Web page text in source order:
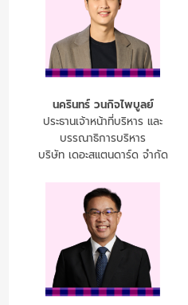
นครินทร์ วนกิจไพบูลย์
ประธานเจ้าหน้าที่บริหาร และ
บรรณาธิการบริหาร
บริษัท เดอะสแตนดาร์ด จำกัด